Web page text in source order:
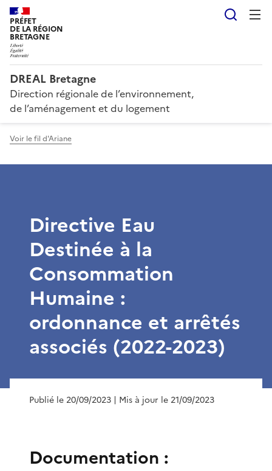
PRÉFET
DE LA RÉGION
BRETAGNE
DREAL Bretagne
Direction régionale de l’environnement,
de l’aménagement et du logement
Voir le fil d'Ariane
Directive Eau
Destinée à la
Consommation
Humaine :
ordonnance et arrêtés
associés (2022-2023)
Publié le 20/09/2023 | Mis à jour le 21/09/2023
Documentation :